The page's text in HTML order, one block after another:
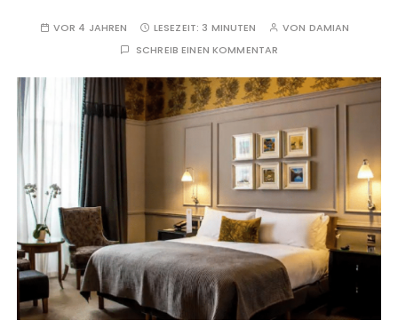
VOR 4 JAHREN LESEZEIT: 3 MINUTEN VON DAMIAN
SCHREIB EINEN KOMMENTAR